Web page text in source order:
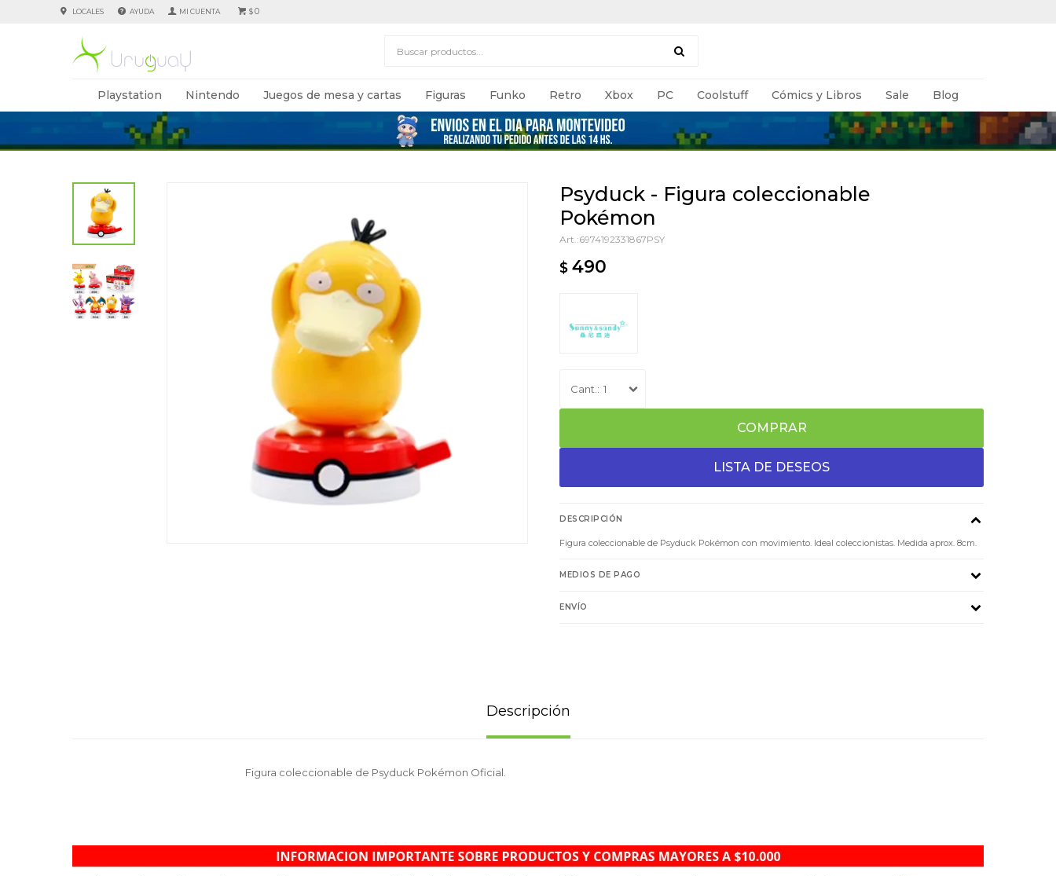
Playstation Nintendo Juegos de mesa y cartas Figuras Funko Retro Xbox PC Coolstuff Cómics y Libros Sale Blog
$0
LOCALES AYUDA
Psyduck - Figura coleccionable
Pokémon
6974192331867PSY
$ 490
1
COMPRAR
DESCRIPCIÓN
Figura coleccionable de Psyduck Pokémon con movimiento. Ideal coleccionistas. Medida aprox. 8cm.
MEDIOS DE PAGO
ENVÍO
Descripción
Figura coleccionable de Psyduck Pokémon Oficial.